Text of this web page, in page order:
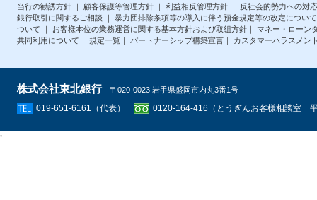
当行の勧誘方針 ｜ 顧客保護等管理方針 ｜ 利益相反管理方針 ｜
反社会的勢力への対
銀行取引に関するご相談 ｜ 暴力団排除条項等の導入に伴う預金規定等の改定について
ついて ｜ お客様本位の業務運営に関する基本方針および取組方針 ｜ マネー・ローン
共同利用について ｜ 規定一覧 ｜ パートナーシップ構築宣言 ｜ カスタマーハラスメン
株式会社東北銀行〒020-0023 岩手県盛岡市内丸3番1号
019-651-6161（代表） 0120-164-416（とうぎんお客様相談室
'